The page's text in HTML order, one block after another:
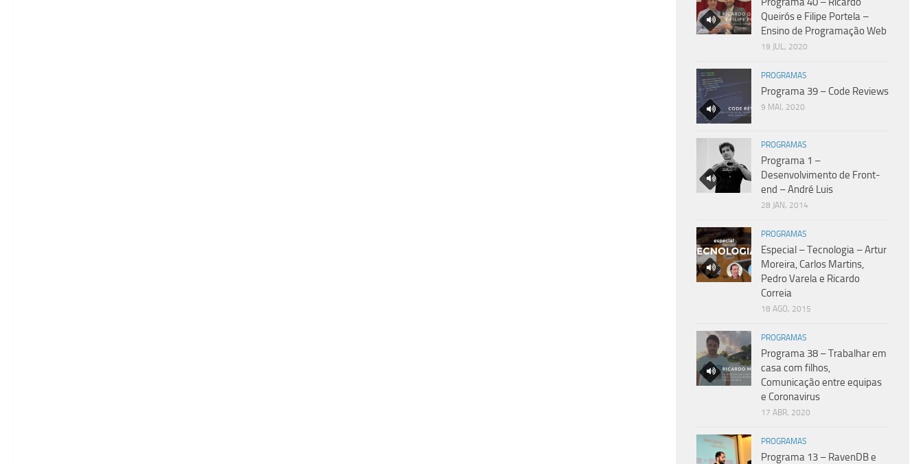
Queirós e Filipe Portela –
Ensino de Programação Web
19 JUL, 2020
PROGRAMAS
Programa 39 – Code Reviews
9 MAI, 2020
PROGRAMAS
Programa 1 –
Desenvolvimento de Front-
end – André Luis
28 JAN, 2014
PROGRAMAS
Especial – Tecnologia – Artur
Moreira, Carlos Martins,
Pedro Varela e Ricardo
Correia
18 AGO, 2015
PROGRAMAS
Programa 38 – Trabalhar em
casa com filhos,
Comunicação entre equipas
e Coronavirus
17 ABR, 2020
PROGRAMAS
Programa 13 – RavenDB e